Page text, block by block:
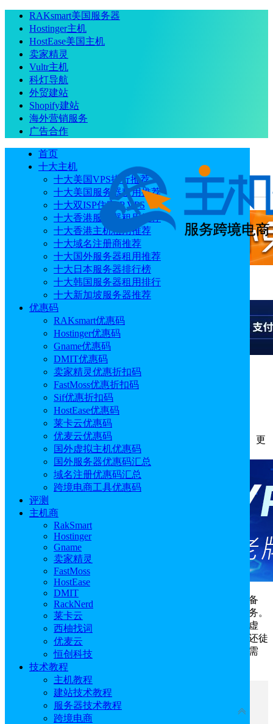
RAKsmart美国服务器
Hostinger主机
HostEase美国主机
卖家精灵
Vultr主机
科灯导航
外贸建站
Shopify建站
海外营销服务
广告合作
首页
十大主机
十大美国VPS排行推荐
十大美国服务器租用推荐
十大双ISP住宅IP VPS
十大香港服务器租用推荐
十大香港主机租用推荐
十大域名注册商推荐
十大国外服务器租用推荐
十大日本服务器排行榜
十大韩国服务器租用排行
十大新加坡服务器推荐
优惠码
RAKsmart优惠码
Hostinger优惠码
Gname优惠码
DMIT优惠码
卖家精灵优惠折扣码
FastMoss优惠折扣码
Sif优惠折扣码
HostEase优惠码
莱卡云优惠码
优麦云优惠码
国外虚拟主机优惠码
国外服务器优惠码汇总
域名注册优惠码汇总
跨境电商工具优惠码
评测
主机商
RakSmart
Hostinger
Gname
卖家精灵
FastMoss
HostEase
DMIT
RackNerd
莱卡云
西柚找词
优麦云
恒创科技
技术教程
主机教程
建站技术教程
服务器技术教程
跨境电商
当前位置：首页 主机 海外空间购买推荐一站式攻略
海外空间购买推荐一站式攻略
作者: Aimee 分类:主机
更
新于: 2026.05.22 11:03:35
海外空间是部署于境外数据中心的服务器资源，无需备
案、跨境访问更稳定，天然适配出海及面向全球的网站业务。
不少新手选购海外空间只贪图低价，忽视续费溢价、性能虚
标、节点匹配失误等隐性问题，不仅影响网站访问速度，还徒
增长期运营成本。想要精准避开选购雷区、匹配自身业务需
求，不妨往下看详细挑选方法与优质机型推荐。
文章目录